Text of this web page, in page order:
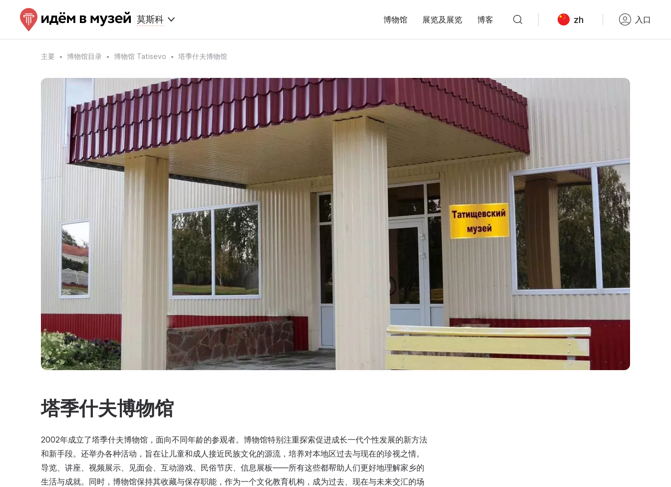
莫斯科 博物馆 展览及展览 博客 zh 入口
主要 博物馆目录 博物馆 Tatisevo 塔季什夫博物馆
塔季什夫博物馆
2002年成立了塔季什夫博物馆，面向不同年龄的参观者。博物馆特别注重探索促进成长一代个性发展的新方法
和新手段。还举办各种活动，旨在让儿童和成人接近民族文化的源流，培养对本地区过去与现在的珍视之情。
导览、讲座、视频展示、见面会、互动游戏、民俗节庆、信息展板——所有这些都帮助人们更好地理解家乡的
生活与成就。同时，博物馆保持其收藏与保存职能，作为一个文化教育机构，成为过去、现在与未来交汇的场